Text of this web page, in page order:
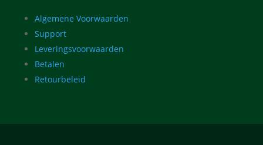
Algemene Voorwaarden
Support
Leveringsvoorwaarden
Betalen
Retourbeleid